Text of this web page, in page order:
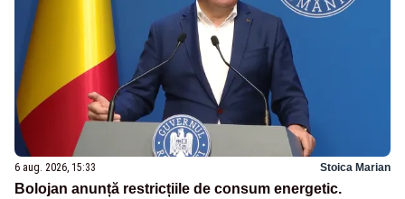
6 aug. 2026, 15:33 Stoica Marian
Bolojan anunță restricțiile de consum energetic.